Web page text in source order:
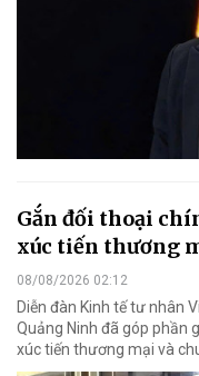
Gắn đối thoại
xúc tiến thương
08/08/2026 02:12
Diễn đàn Kinh tế tư nhân
Quảng Ninh đã góp phần
xúc tiến thương mại và